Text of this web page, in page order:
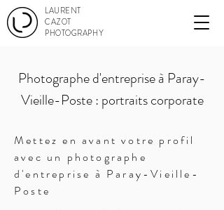
LAURENT
CAZOT
PHOTOGRAPHY
Photographe d'entreprise à Paray-
Vieille-Poste : portraits corporate
Mettez en avant votre profil
avec un photographe
d'entreprise à Paray-Vieille-
Poste